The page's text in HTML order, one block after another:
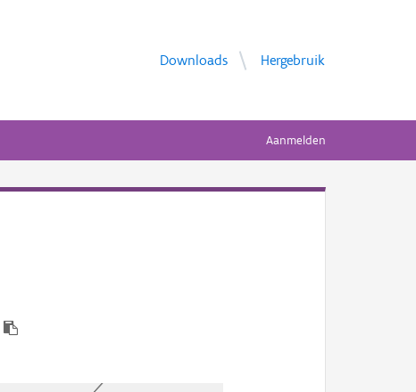
Downloads Hergebruik
Aanmelden